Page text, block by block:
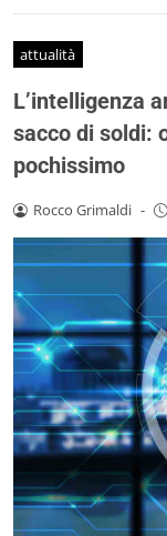
attualità
L’intelligenza
sacco di soldi:
pochissimo
Rocco Grimaldi -